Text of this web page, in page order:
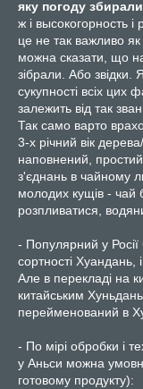
яку погоду збирали
ж і высокогорность і
це не так важливо
можна сказати, що
зібрали. Або звідки.
сукупності всіх цих
залежить від так
Так само варто
3-х річний вік
наповнений, простий
з'єднань в чайному
молодих кущів - чай
розпливатися,
- Популярний у
сортності Хуандань,
Але в перекладі на
китайським
перейменований в
- По мірі обробки і
у Аньси можна
готовому продукту):